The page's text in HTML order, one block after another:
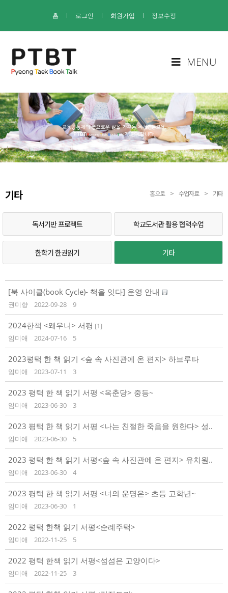
홈 I 로그인 I 회원가입 I 정보수정
MENU
기타 홈으로 > 수업자료 > 기타
독서기반 프로젝트 학교도서관 활용 협력수업
한학기 한권읽기 기타
[북 사이클(book Cycle)- 책을 잇다] 운영 안내
권미향 2022-09-28 9
2024한책 <왜우니> 서평 [1]
임미애
2024-07-16 5
2023평택 한 책 읽기 <숲 속 사진관에 온 편지> 하브루타
임미애 2023-07-11 3
2023 평택 한 책 읽기 서평 <옥춘당> 중등~
임미애 2023-06-30 3
2023 평택 한 책 읽기 서평 <나는 친절한 죽음을 원한다> 성..
임미애 2023-06-30 5
2023 평택 한 책 읽기 서평<숲 속 사진관에 온 편지> 유치원..
임미애 2023-06-30 4
2023 평택 한 책 읽기 서평 <너의 운명은> 초등 고학년~
임미애 2023-06-30 1
2022 평택 한책 읽기 서평<순례주택>
임미애 2022-11-25 5
2022 평택 한책 읽기 서평<섬섬은 고양이다>
임미애 2022-11-25 3